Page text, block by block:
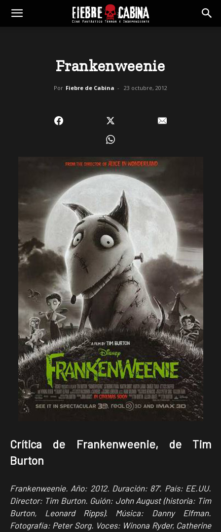
Frankenweenie
Por Fiebre de Cabina - 23 octubre, 2012
Crítica de Frankenweenie, de Tim
Burton
Frankenweenie. Año: 2012. Duración: 87’. País: EE.UU.
Director: Tim Burton. Guión: John August (historia: Tim
Burton, Leonard Ripps). Música: Danny Elfman.
Fotografía: Peter Sorg. Voces: Winona Ryder, Catherine